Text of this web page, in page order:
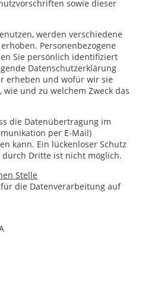
sowie dieser
werden verschiedene
Personenbezogene
Sie persönlich identifiziert
Datenschutzerklärung
erheben und wofür wir sie
und zu welchem Zweck das
die Datenübertragung im
per E-Mail)
kann. Ein lückenloser Schutz
Dritte ist nicht möglich.
Stelle
die Datenverarbeitung auf